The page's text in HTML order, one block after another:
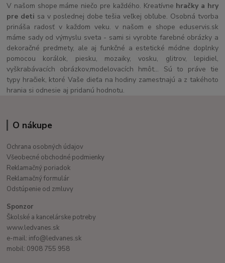
V našom shope máme niečo pre každého. Kreatívne hračky a hry
pre deti sa v poslednej dobe tešia veľkej obľube. Osobná tvorba
prináša radosť v každom veku. v našom e shope eduservis.sk
máme sady od výmyslu sveta - sami si vyrobte farebné obrázky a
dekoračné predmety, ale aj funkčné a estetické módne doplnky
pomocou korálok, piesku, mozaiky, vosku, glitrov, lepidiel,
vyškrabávacích obrázkov,modelovacích hmôt... Sú to práve tie
typy hračiek, ktoré Vaše dieťa na hodiny zamestnajú a z takéhoto
hrania si odnesie aj pridanú hodnotu.
O nákupe
Ochrana osobných údajov
Všeobecné obchodné podmienky
Reklamačný poriadok
Reklamačný formulár
Odstúpenie od zmluvy
Sponzor
Školské a kancelárske potreby
www.ledvanes.sk
e-mail: info@ledvanes.sk
mobil: 0908 755 958